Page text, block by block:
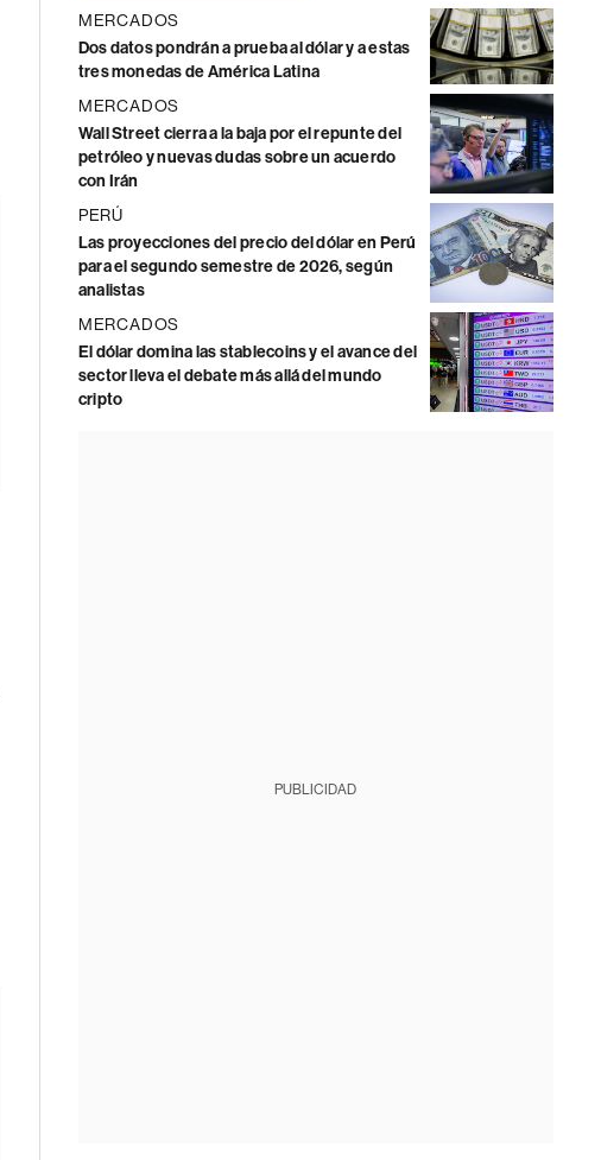
MERCADOS
Dos datos pondrán a prueba al dólar y a estas
tres monedas de América Latina
MERCADOS
Wall Street cierra a la baja por el repunte del
petróleo y nuevas dudas sobre un acuerdo
con Irán
PERÚ
Las proyecciones del precio del dólar en Perú
para el segundo semestre de 2026, según
analistas
MERCADOS
El dólar domina las stablecoins y el avance del
sector lleva el debate más allá del mundo
cripto
PUBLICIDAD